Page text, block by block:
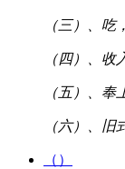
（三）、吃
（四）、收
（五）、奉
（六）、旧
（）